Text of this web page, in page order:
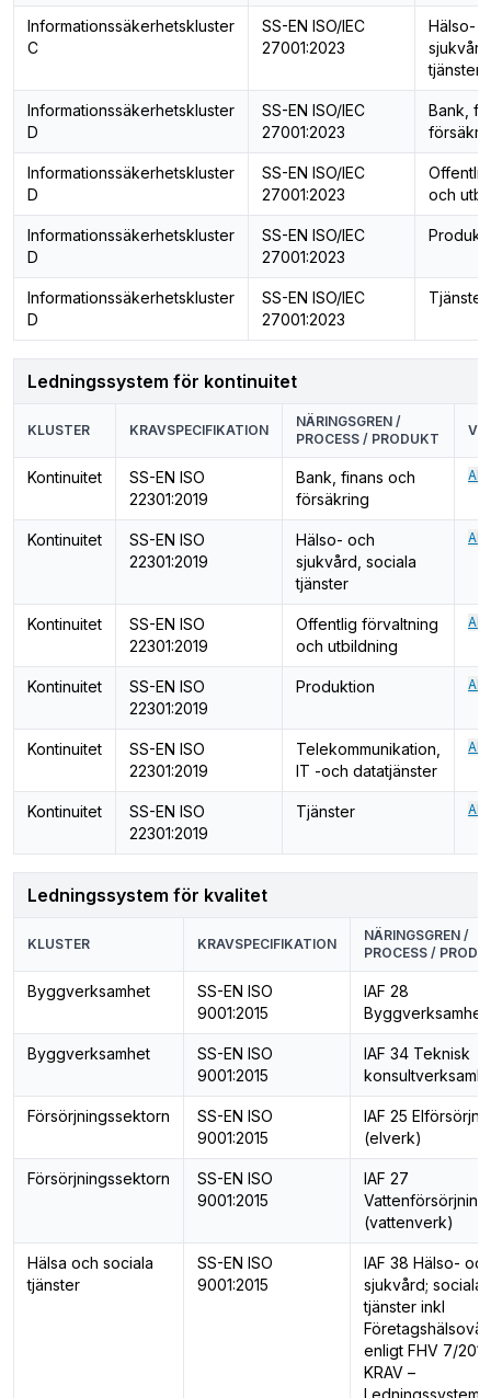
Informationssäkerhetskluster
C
SS-EN ISO/IEC
27001:2023
Hälso-
tjänster
Informationssäkerhetskluster
D
SS-EN ISO/IEC
27001:2023
Bank,
Informationssäkerhetskluster
D
SS-EN ISO/IEC
27001:2023
och
Informationssäkerhetskluster
D
SS-EN ISO/IEC
27001:2023
Informationssäkerhetskluster
D
SS-EN ISO/IEC
27001:2023
Tjänster
Ledningssystem för kontinuitet
KLUSTER KRAVSPECIFIKATION
NÄRINGSGREN /
PROCESS / PRODUKT
Kontinuitet
SS-EN ISO
22301:2019
Bank, finans och
försäkring
Kontinuitet
SS-EN ISO
22301:2019
Hälso- och
sjukvård, sociala
tjänster
Kontinuitet
SS-EN ISO
22301:2019
Offentlig förvaltning
och utbildning
Kontinuitet
SS-EN ISO
22301:2019
Produktion
Kontinuitet
SS-EN ISO
22301:2019
Telekommunikation,
IT -och datatjänster
Kontinuitet
SS-EN ISO
22301:2019
Tjänster
Ledningssystem för kvalitet
KLUSTER KRAVSPECIFIKATION
NÄRINGSGREN /
PROCESS /
Byggverksamhet
SS-EN ISO
9001:2015
IAF 28
Byggverksamhet
Byggverksamhet
SS-EN ISO
9001:2015
IAF 34 Teknisk
Försörjningssektorn
SS-EN ISO
9001:2015
IAF 25
(elverk)
Försörjningssektorn
SS-EN ISO
9001:2015
IAF 27
Vattenförsörjning
(vattenverk)
Hälsa och sociala
tjänster
SS-EN ISO
9001:2015
IAF 38 Hälso- och
sjukvård; sociala
tjänster inkl
enligt FHV 7/
KRAV –
Ledningssystem